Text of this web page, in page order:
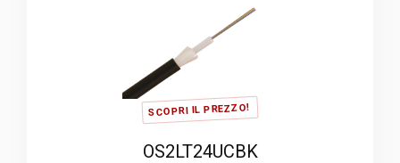
SCOPRI IL PREZZO!
OS2LT24UCBK